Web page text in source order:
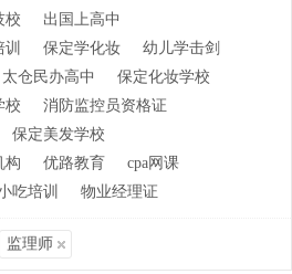
校
出国上高中
保定学化妆
幼儿学击剑
太仓民办高中
保定化妆学校
校
消防监控员资格证
保定美发学校
构
优路教育
cpa网课
吃培训 物业经理证
监理师